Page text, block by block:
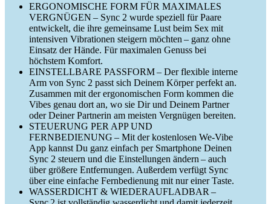
ERGONOMISCHE FORM FÜR MAXIMALES
VERGNÜGEN – Sync 2 wurde speziell für Paare
entwickelt, die ihre gemeinsame Lust beim Sex mit
intensiven Vibrationen steigern möchten – ganz ohne
Einsatz der Hände. Für maximalen Genuss bei
höchstem Komfort.
EINSTELLBARE PASSFORM – Der flexible interne
Arm von Sync 2 passt sich Deinem Körper perfekt an.
Zusammen mit der ergonomischen Form kommen die
Vibes genau dort an, wo sie Dir und Deinem Partner
oder Deiner Partnerin am meisten Vergnügen bereiten.
STEUERUNG PER APP UND
FERNBEDIENUNG – Mit der kostenlosen We-Vibe
App kannst Du ganz einfach per Smartphone Deinen
Sync 2 steuern und die Einstellungen ändern – auch
über größere Entfernungen. Außerdem verfügt Sync
über eine einfache Fernbedienung mit nur einer Taste.
WASSERDICHT & WIEDERAUFLADBAR –